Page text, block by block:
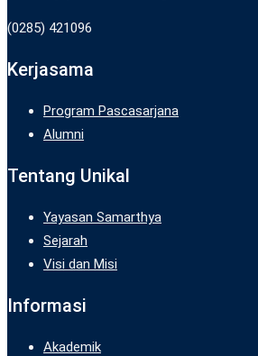
(0285) 421096
Kerjasama
Program Pascasarjana
Alumni
Tentang Unikal
Yayasan Samarthya
Sejarah
Visi dan Misi
Informasi
Akademik